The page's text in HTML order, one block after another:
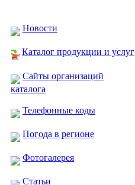
Новости
Каталог продукции и услуг
Сайты организаций
каталога
Телефонные коды
Погода в регионе
Фотогалерея
Статьи